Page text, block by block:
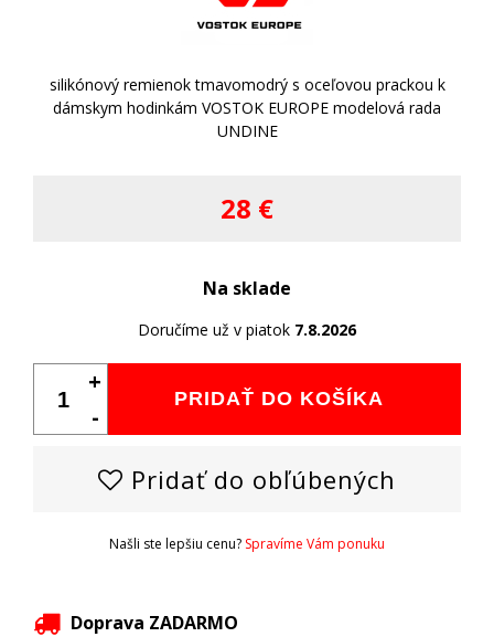
silikónový remienok tmavomodrý s oceľovou prackou k
dámskym hodinkám VOSTOK EUROPE modelová rada
UNDINE
28 €
Na sklade
Doručíme už v piatok 7.8.2026
PRIDAŤ DO KOŠÍKA
+
-
Pridať do obľúbených
Našli ste lepšiu cenu? Spravíme Vám ponuku
Doprava ZADARMO